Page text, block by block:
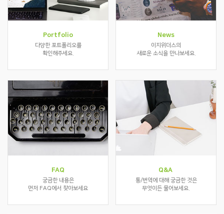
Portfolio
다양한 포트폴리오를
확인해주세요.
News
이지위더스의
새로운 소식을 만나보세요.
FAQ
궁금한 내용은
먼저 FAQ에서 찾아보세요
Q&A
통/번역에 대해 궁금한 것은
무엇이든 물어보세요.